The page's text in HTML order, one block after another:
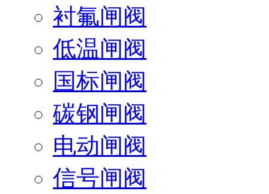
衬氟闸阀
低温闸阀
国标闸阀
碳钢闸阀
电动闸阀
信号闸阀